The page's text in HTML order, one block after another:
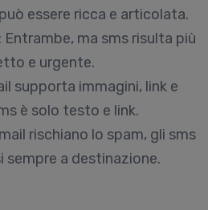
essere ricca e articolata.
Entrambe, ma sms risulta più
e urgente.
supporta immagini, link e
è solo testo e link.
rischiano lo spam, gli sms
sempre a destinazione.